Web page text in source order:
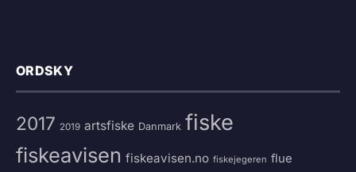
ORDSKY
2017 2019 artsfiske Danmark fiske
fiskeavisen fiskeavisen.no fiskejegeren flue